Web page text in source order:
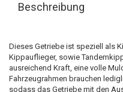
Beschreibung
Dieses Getriebe ist speziell als
Kippauflieger, sowie
ausreichend Kraft, eine volle
Fahrzeugrahmen brauchen
sodass das Getriebe mit den